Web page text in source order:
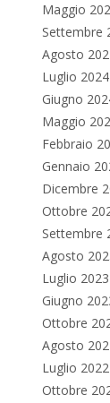
Maggio
Settembre
Agosto
Luglio 2024
Giugno
Maggio
Febbraio
Gennaio
Dicembre
Ottobre
Settembre
Agosto
Luglio 2023
Giugno
Ottobre
Agosto
Luglio 2022
Ottobre